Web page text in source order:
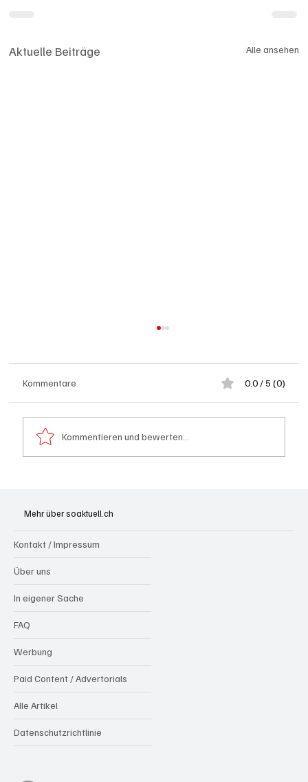
Aktuelle Beiträge Alle ansehen
Kommentare 0.0 / 5 (0)
Kommentieren und bewerten...
Mehr über soaktuell.ch
Kontakt / Impressum
Über uns
In eigener Sache
FAQ
Werbung
Paid Content / Advertorials
Alle Artikel
Datenschutzrichtlinie